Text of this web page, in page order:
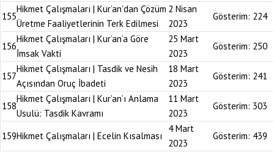
155
Hikmet Çalışmaları | Kur’an’dan Çözüm
Üretme Faaliyetlerinin Terk Edilmesi
2 Nisan
2023
Gösterim: 224
156
Hikmet Çalışmaları | Kur’an’a Göre
İmsak Vakti
25 Mart
2023
Gösterim: 250
157
Hikmet Çalışmaları | Tasdik ve Nesih
Açısından Oruç İbadeti
18 Mart
2023
Gösterim: 241
158
Hikmet Çalışmaları | Kur’an’ı Anlama
Usulü: Tasdik Kavramı
11 Mart
2023
Gösterim: 303
159Hikmet Çalışmaları | Ecelin Kısalması
4 Mart
2023
Gösterim: 439